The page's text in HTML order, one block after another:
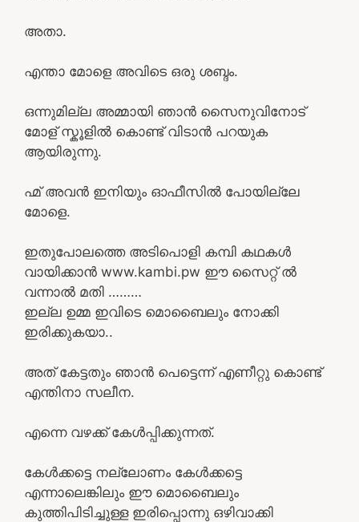
അതാ.
എന്താ മോളെ അവിടെ ഒരു ശബ്ദം.
ഒന്നുമില്ല അമ്മായി ഞാൻ സൈനുവിനോട്
മോള് സ്കൂളിൽ കൊണ്ട് വിടാൻ പറയുക
ആയിരുന്നു.
ഹ്മ് അവൻ ഇനിയും ഓഫീസിൽ പോയില്ലേ
മോളെ.
ഇതുപോലത്തെ അടിപൊളി കമ്പി കഥകൾ
വായിക്കാൻ www.kambi.pw ഈ സൈറ്റ് ൽ
വന്നാൽ മതി ………
ഇല്ല ഉമ്മ ഇവിടെ മൊബൈലും നോക്കി
ഇരിക്കുകയാ..
അത് കേട്ടതും ഞാൻ പെട്ടെന്ന് എണീറ്റു കൊണ്ട്
എന്തിനാ സലീന.
എന്നെ വഴക്ക് കേൾപ്പിക്കുന്നത്.
കേൾക്കട്ടെ നല്ലോണം കേൾക്കട്ടെ
എന്നാലെങ്കിലും ഈ മൊബൈലും
കുത്തിപിടിച്ചുള്ള ഇരിപ്പൊന്നു ഒഴിവാക്കി